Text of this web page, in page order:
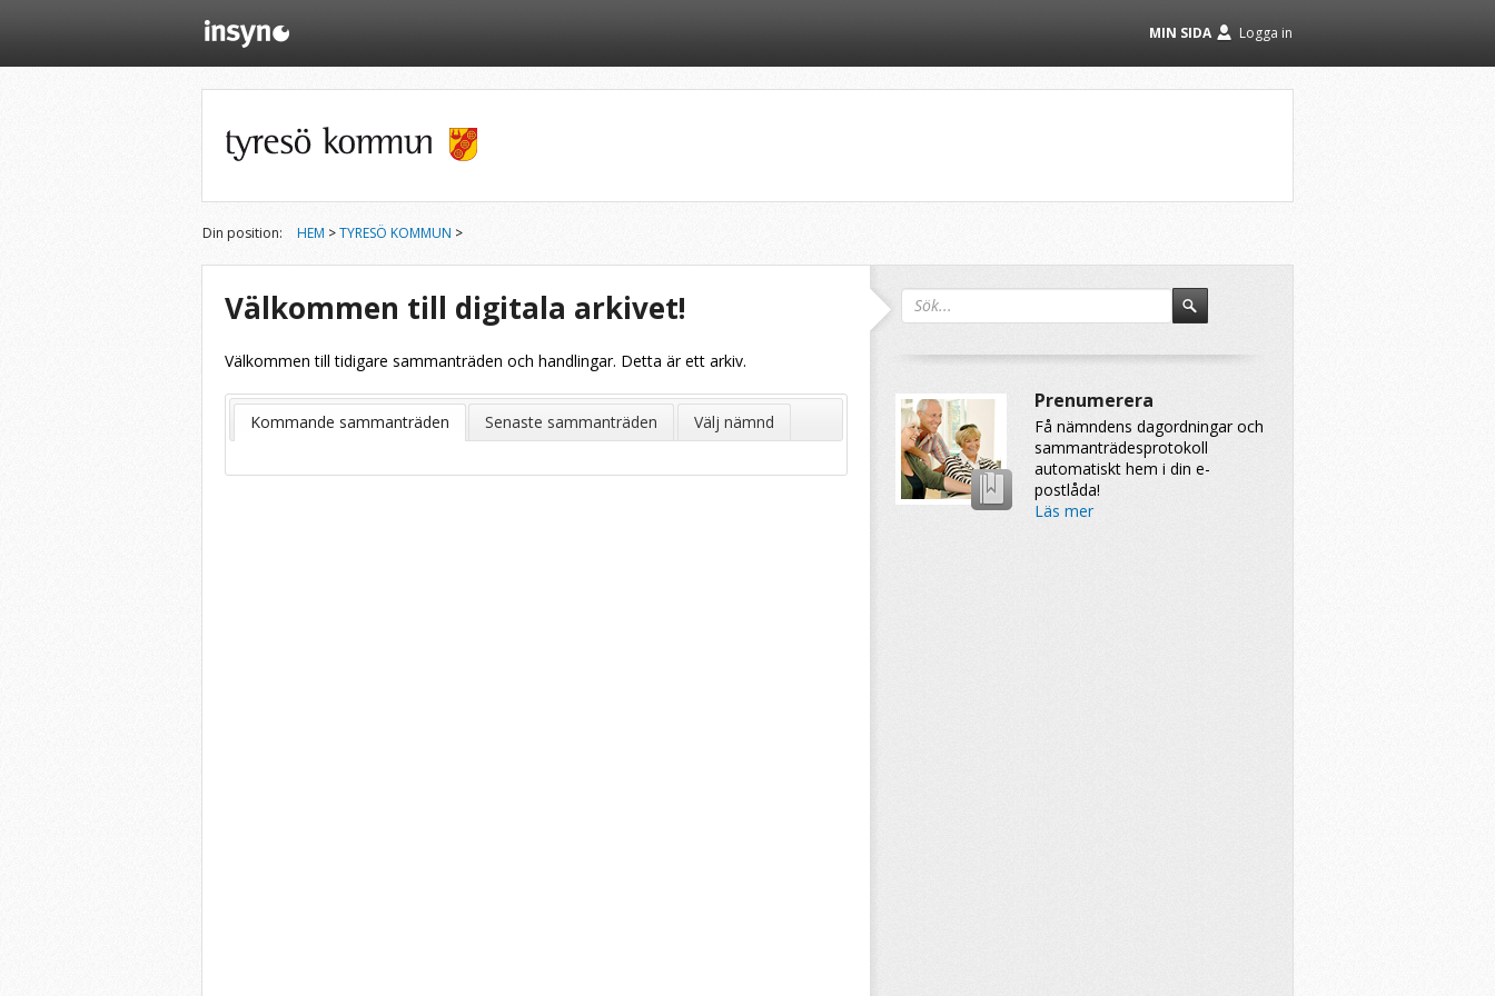
Logga in
MIN SIDA
Din position: HEM >TYRESÖ KOMMUN >
Välkommen till digitala arkivet!
Välkommen till tidigare sammanträden och handlingar. Detta är ett arkiv.
Kommande sammanträden Senaste sammanträden Välj nämnd
Prenumerera
Få nämndens dagordningar och
sammanträdesprotokoll
automatiskt hem i din e-
postlåda!
Läs mer